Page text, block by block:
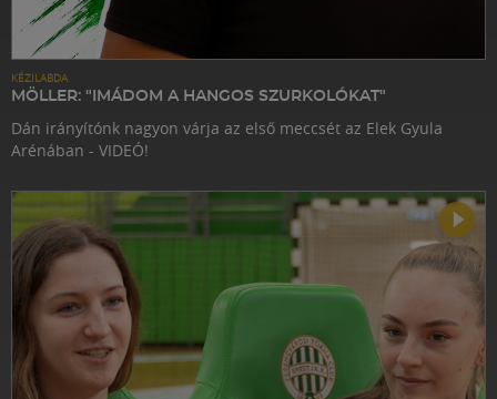
KÉZILABDA
MÖLLER: "IMÁDOM A HANGOS SZURKOLÓKAT"
Dán irányítónk nagyon várja az első meccsét az Elek Gyula
Arénában - VIDEÓ!